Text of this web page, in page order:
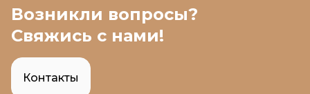
Возникли вопросы?
Свяжись с нами!
Контакты